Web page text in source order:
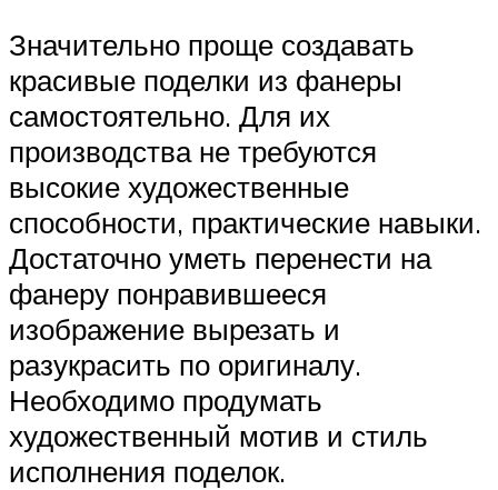
Значительно проще создавать
красивые поделки из фанеры
самостоятельно. Для их
производства не требуются
высокие художественные
способности, практические навыки.
Достаточно уметь перенести на
фанеру понравившееся
изображение вырезать и
разукрасить по оригиналу.
Необходимо продумать
художественный мотив и стиль
исполнения поделок.